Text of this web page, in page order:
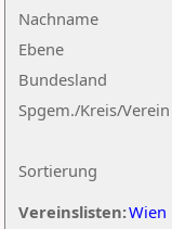
Nachname
Ebene
Sortierung
Bundesland
Spgem./Kreis/Verein
Vereinslisten:Wien